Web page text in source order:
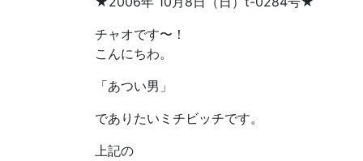
チャオです〜！
こんにちわ。
「あつい男」
でありたいミチビッチです。
上記の